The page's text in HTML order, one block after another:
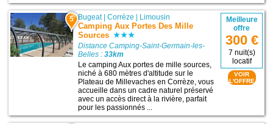
5 Bugeat|Corrèze | Limousin
Camping Aux Portes Des Mille
Sources
Distance Camping-Saint-Germain-les-
Belles :33km
Le camping Aux portes de mille sources,
niché à 680 mètres d'altitude sur le
Plateau de Millevaches en Corrèze, vous
accueille dans un cadre naturel préservé
avec un accès direct à la rivière, parfait
pour les passionnés ...
Meilleure
offre
300 €
7 nuit(s)
locatif
VOIR
L'OFFRE